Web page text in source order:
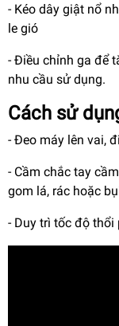
- Kéo dây giật nổ
le gió
- Điều chỉnh ga để
nhu cầu sử dụng.
Cách sử
- Đeo máy lên vai,
- Cầm chắc tay
gom lá, rác hoặc
- Duy trì tốc độ thổi